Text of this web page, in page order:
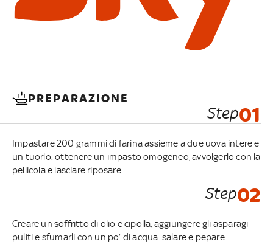
PREPARAZIONE
Step01
Impastare 200 grammi di farina assieme a due uova intere e
un tuorlo. ottenere un impasto omogeneo, avvolgerlo con la
pellicola e lasciare riposare.
Step02
Creare un soffritto di olio e cipolla, aggiungere gli asparagi
puliti e sfumarli con un po’ di acqua. salare e pepare.